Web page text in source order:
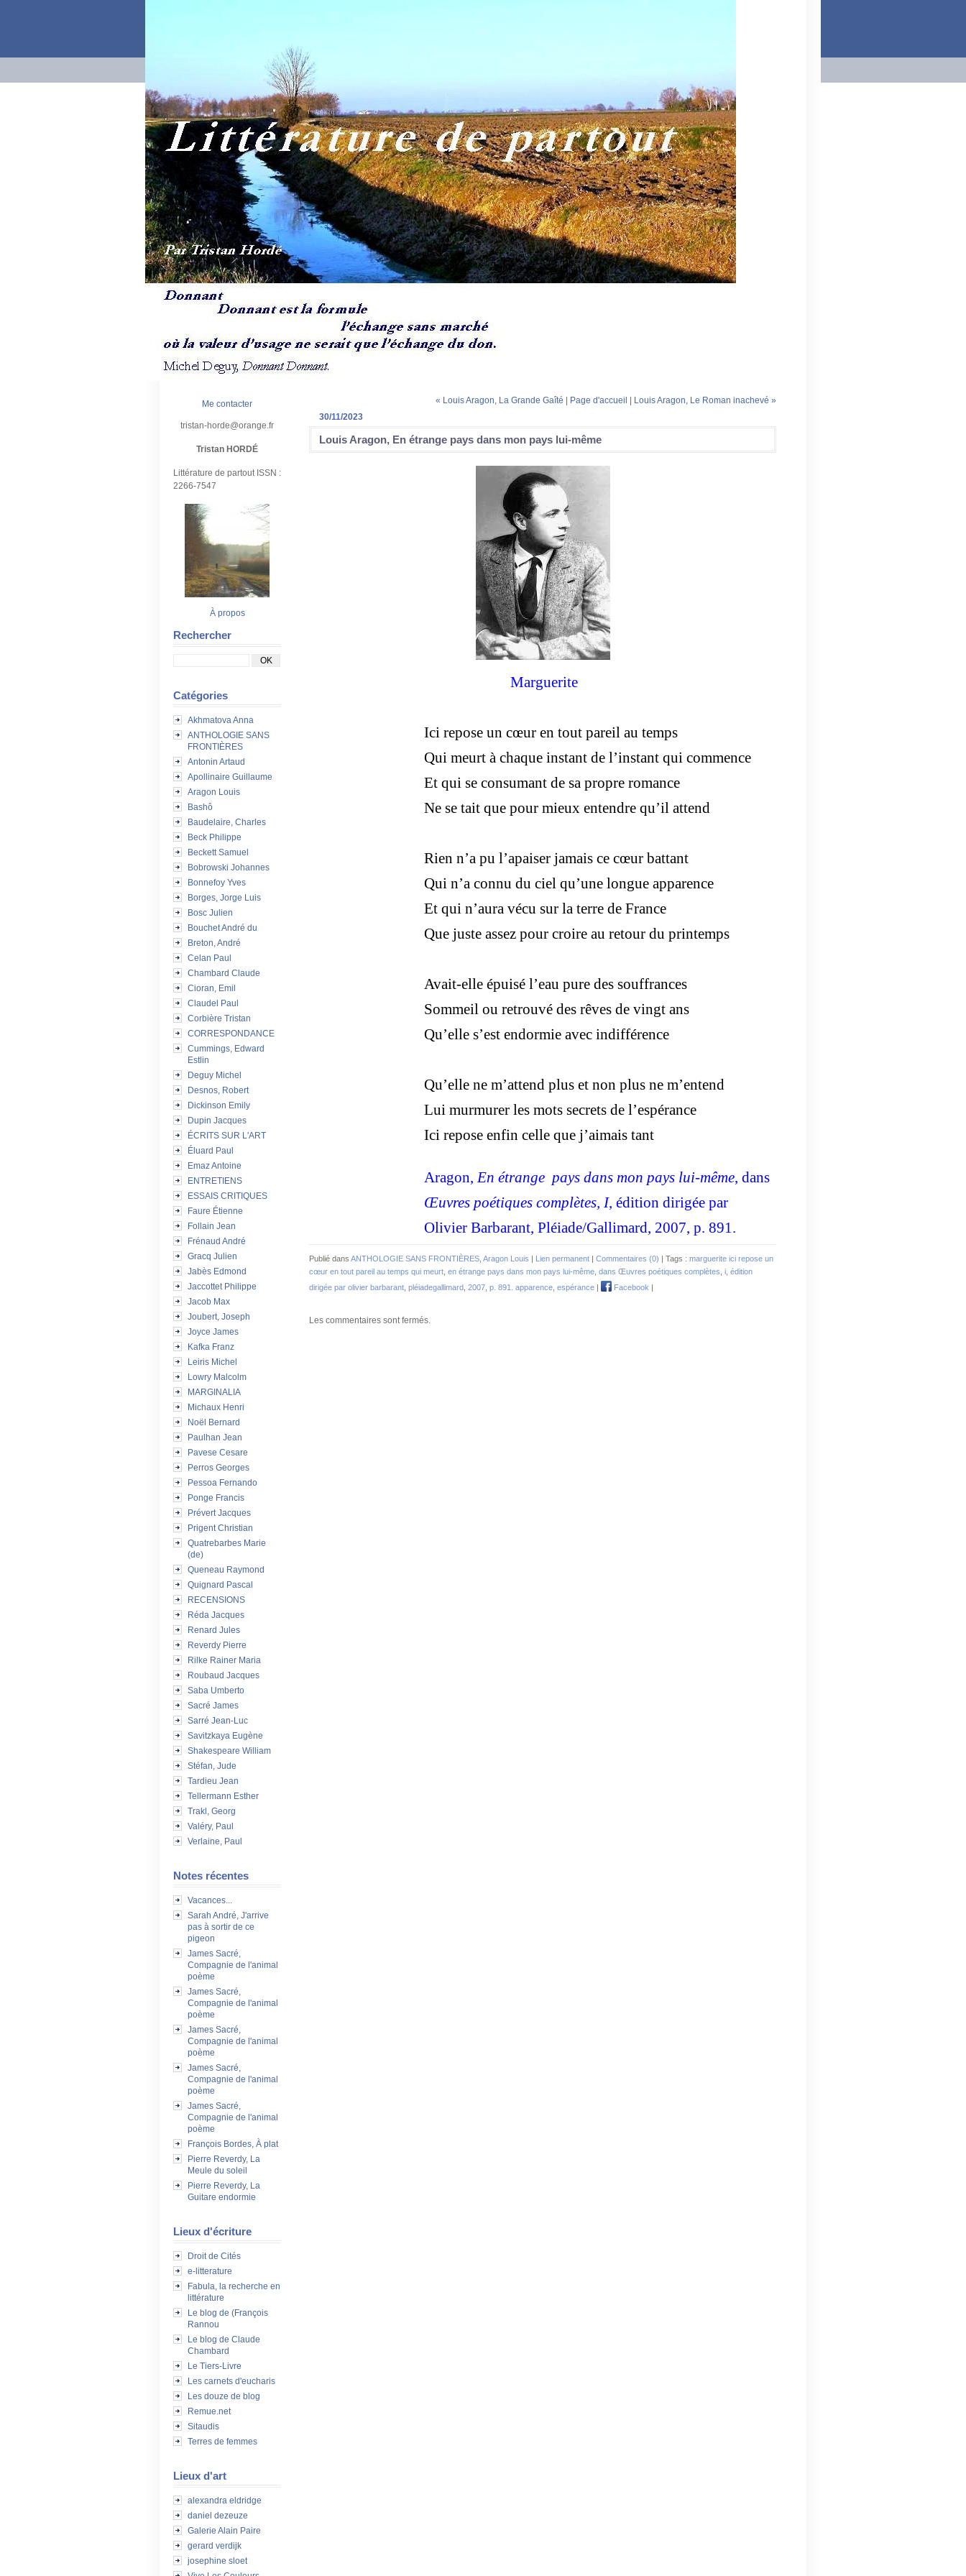
Me contacter
tristan-horde@orange.fr
Tristan HORDÉ
Littérature de partout ISSN :
2266-7547
À propos
Rechercher
Catégories
Akhmatova Anna
ANTHOLOGIE SANS
FRONTIÈRES
Antonin Artaud
Apollinaire Guillaume
Aragon Louis
Bashô
Baudelaire, Charles
Beck Philippe
Beckett Samuel
Bobrowski Johannes
Bonnefoy Yves
Borges, Jorge Luis
Bosc Julien
Bouchet André du
Breton, André
Celan Paul
Chambard Claude
Cioran, Emil
Claudel Paul
Corbière Tristan
CORRESPONDANCE
Cummings, Edward
Estlin
Deguy Michel
Desnos, Robert
Dickinson Emily
Dupin Jacques
ÉCRITS SUR L'ART
Éluard Paul
Emaz Antoine
ENTRETIENS
ESSAIS CRITIQUES
Faure Étienne
Follain Jean
Frénaud André
Gracq Julien
Jabès Edmond
Jaccottet Philippe
Jacob Max
Joubert, Joseph
Joyce James
Kafka Franz
Leiris Michel
Lowry Malcolm
MARGINALIA
Michaux Henri
Noël Bernard
Paulhan Jean
Pavese Cesare
Perros Georges
Pessoa Fernando
Ponge Francis
Prévert Jacques
Prigent Christian
Quatrebarbes Marie
(de)
Queneau Raymond
Quignard Pascal
RECENSIONS
Réda Jacques
Renard Jules
Reverdy Pierre
Rilke Rainer Maria
Roubaud Jacques
Saba Umberto
Sacré James
Sarré Jean-Luc
Savitzkaya Eugène
Shakespeare William
Stéfan, Jude
Tardieu Jean
Tellermann Esther
Trakl, Georg
Valéry, Paul
Verlaine, Paul
Notes récentes
Vacances...
Sarah André, J'arrive
pas à sortir de ce
pigeon
James Sacré,
Compagnie de l'animal
poème
James Sacré,
Compagnie de l'animal
poème
James Sacré,
Compagnie de l'animal
poème
James Sacré,
Compagnie de l'animal
poème
James Sacré,
Compagnie de l'animal
poème
François Bordes, À plat
Pierre Reverdy, La
Meule du soleil
Pierre Reverdy, La
Guitare endormie
Lieux d'écriture
Droit de Cités
e-litterature
Fabula, la recherche en
littérature
Le blog de (François
Rannou
Le blog de Claude
Chambard
Le Tiers-Livre
Les carnets d'eucharis
Les douze de blog
Remue.net
Sitaudis
Terres de femmes
Lieux d'art
alexandra eldridge
daniel dezeuze
Galerie Alain Paire
gerard verdijk
josephine sloet
« Louis Aragon, La Grande Gaîté Page d'accueil
Louis Aragon, Le Roman inachevé »
30/11/2023
Louis Aragon, En étrange pays dans mon pays lui-même
Marguerite
Ici repose un cœur en tout pareil au temps
Qui meurt à chaque instant de l’instant qui commence
Et qui se consumant de sa propre romance
Ne se tait que pour mieux entendre qu’il attend
Rien n’a pu l’apaiser jamais ce cœur battant
Qui n’a connu du ciel qu’une longue apparence
Et qui n’aura vécu sur la terre de France
Que juste assez pour croire au retour du printemps
Avait-elle épuisé l’eau pure des souffrances
Sommeil ou retrouvé des rêves de vingt ans
Qu’elle s’est endormie avec indifférence
Qu’elle ne m’attend plus et non plus ne m’entend
Lui murmurer les mots secrets de l’espérance
Ici repose enfin celle que j’aimais tant
Aragon, En étrange pays dans mon pays lui-même, dans
Œuvres poétiques complètes, I, édition dirigée par
Olivier Barbarant, Pléiade/Gallimard, 2007, p. 891.
Publié dans ANTHOLOGIE SANS FRONTIÈRES Aragon Louis | Lien permanent | Commentaires (0) | Tags : marguerite ici repose un
cœur en tout pareil au temps qui meurt en étrange pays dans mon pays lui-même dans Œuvres poétiques complètes i édition
dirigée par olivier barbarant pléiadegallimard 2007 p. 891. apparence espérance | Facebook |
Les commentaires sont fermés.